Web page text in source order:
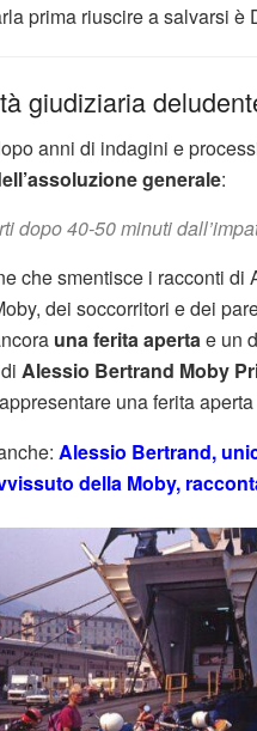
prima riuscire a salvarsi è
giudiziaria
anni di indagini e
generale:
dopo 40-50 minuti
che smentisce i racconti di
dei soccorritori e dei
una ferita apertae un
Alessio Bertrand Moby
una ferita aperta
Alessio Bertrand,
della Moby,